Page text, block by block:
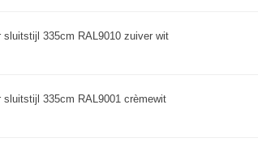
sluitstijl 335cm RAL9010 zuiver wit
sluitstijl 335cm RAL9001 crèmewit